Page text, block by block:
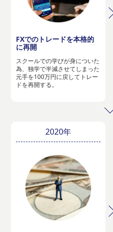
FXでのトレードを本格的
に再開
スクールでの学びが身についた
為、独学で半減させてしまった
元手を100万円に戻してトレー
ドを再開する。
2020年